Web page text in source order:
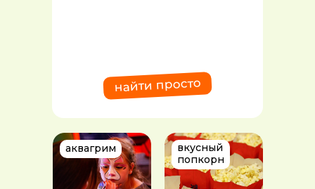
аквагрим
вкусный
попкорн
найти просто